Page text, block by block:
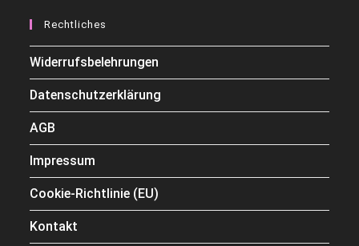
Rechtliches
Widerrufsbelehrungen
Datenschutzerklärung
AGB
Impressum
Cookie-Richtlinie (EU)
Kontakt